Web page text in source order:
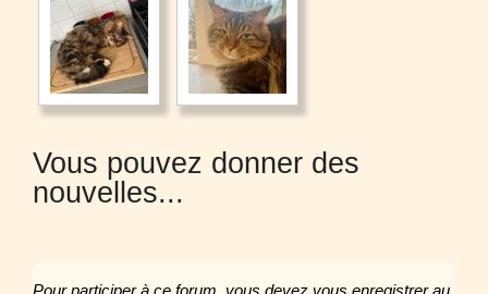
Vous pouvez donner des
nouvelles...